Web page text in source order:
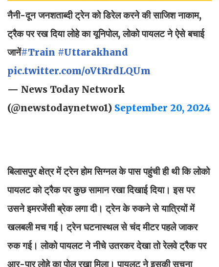
नैनी-दून जनशताब्दी ट्रेन को डिरेल करने की साजिश नाकाम,
ट्रैक पर रख दिया लोहे का यूनिपोल, लोको पायलट ने ऐसे बचाई
जानें#Train #Uttarakhand
pic.twitter.com/oVtRrdLQUm
— News Today Network
(@newstodaynetwo1) September 20, 2024
बिलासपुर क्षेत्र में ट्रेन होम सिग्नल के पास पहुंची ही थी कि लोको
पायलट को ट्रैक पर कुछ सामान रखा दिखाई दिया। इस पर
उसने इमरजेंसी ब्रेक लगा दी। ट्रेन के रुकने से यात्रियों में
खलबली मच गई। ट्रेन घटनास्थल से चंद मीटर पहले जाकर
रुक गई। लोको पायलट ने नीचे उतरकर देखा तो रेलवे ट्रैक पर
आर-पार लोहे का पोल रखा मिला। पायलट ने इसकी सूचना